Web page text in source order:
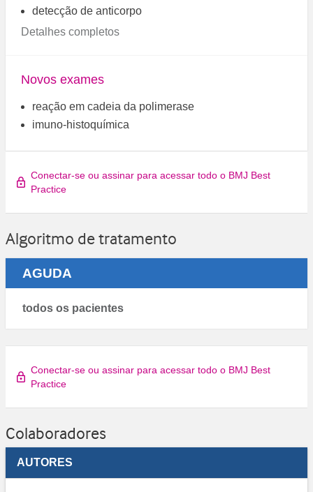
detecção de anticorpo
Detalhes completos
Novos exames
reação em cadeia da polimerase
imuno-histoquímica
Conectar-se ou assinar para acessar todo o BMJ Best
Practice
Algoritmo de tratamento
AGUDA
todos os pacientes
Conectar-se ou assinar para acessar todo o BMJ Best
Practice
Colaboradores
AUTORES